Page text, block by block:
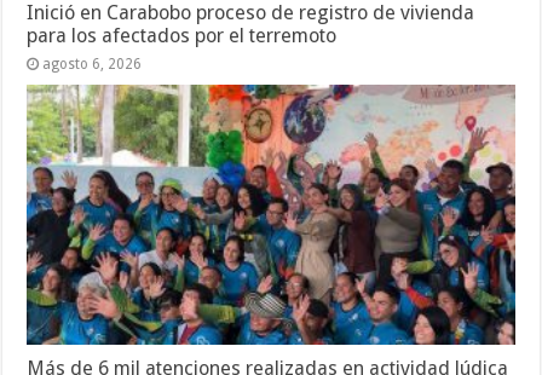
Inició en Carabobo proceso de registro de vivienda
para los afectados por el terremoto
agosto 6, 2026
Más de 6 mil atenciones realizadas en actividad lúdica